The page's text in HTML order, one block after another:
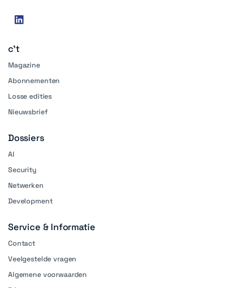
Social
linkedin
c't
Magazine
Abonnementen
Losse edities
Nieuwsbrief
Dossiers
AI
Security
Netwerken
Development
Service & Informatie
Contact
Veelgestelde vragen
Algemene voorwaarden